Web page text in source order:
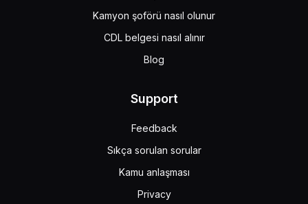
Kamyon şoförü nasıl olunur
CDL belgesi nasıl alınır
Blog
Support
Feedback
Sıkça sorulan sorular
Kamu anlaşması
Privacy